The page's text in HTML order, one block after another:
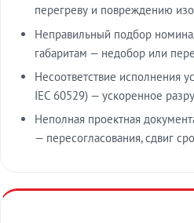
перегреву и повреждению
Неправильный подбор
габаритам — недобор или
Несоответствие исполнения
IEC 60529) — ускоренное
Неполная проектная
— пересогласования, сдвиг